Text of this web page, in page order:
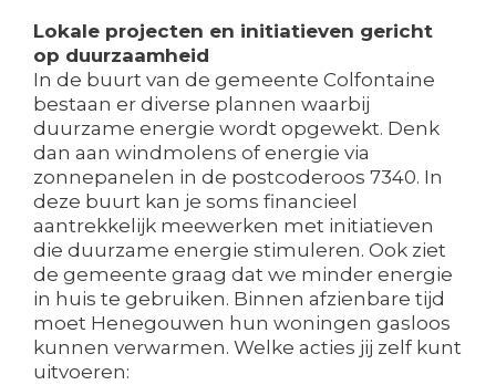
Lokale projecten en initiatieven gericht
op duurzaamheid
In de buurt van de gemeente Colfontaine
bestaan er diverse plannen waarbij
duurzame energie wordt opgewekt. Denk
dan aan windmolens of energie via
zonnepanelen in de postcoderoos 7340. In
deze buurt kan je soms financieel
aantrekkelijk meewerken met initiatieven
die duurzame energie stimuleren. Ook ziet
de gemeente graag dat we minder energie
in huis te gebruiken. Binnen afzienbare tijd
moet Henegouwen hun woningen gasloos
kunnen verwarmen. Welke acties jij zelf kunt
uitvoeren: